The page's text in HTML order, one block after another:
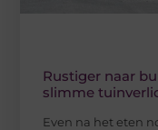
Rustiger naar
slimme
Even na het eten